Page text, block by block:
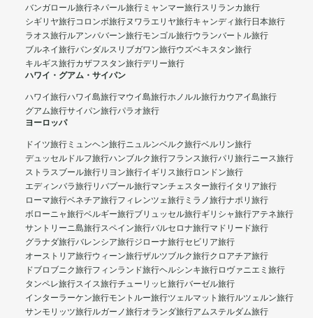
バンガロール旅行ネパール旅行 ミャンマー旅行スリランカ旅行
シギリヤ旅行コロンボ旅行ヌワラエリヤ旅行キャンディ旅行日本旅行
ラオス旅行ルアンパバーン旅行モンゴル旅行ウランバートル旅行
ブルネイ旅行バンダルスリブガワン旅行ウズベキスタン旅行
キルギス旅行カザフスタン旅行デリー旅行
ハワイ・グアム・サイパン
ハワイ旅行ハワイ島旅行マウイ島旅行ホノルル旅行カウアイ島旅行
グアム旅行サイパン旅行パラオ旅行
ヨーロッパ
ドイツ旅行 ミュンヘン旅行ニュルンベルク旅行ベルリン旅行
デュッセルドルフ旅行ハンブルク旅行フランス旅行パリ旅行ニース旅行
ストラスブール旅行リヨン旅行イギリス旅行ロンドン旅行
エディンバラ旅行リバプール旅行マンチェスター旅行イタリア旅行
ローマ旅行ベネチア旅行フィレンツェ旅行 ミラノ旅行ナポリ旅行
ボローニャ旅行ベルギー旅行ブリュッセル旅行ギリシャ旅行アテネ旅行
サントリーニ島旅行スペイン旅行バルセロナ旅行マドリード旅行
グラナダ旅行バレンシア旅行ジローナ旅行セビリア旅行
オーストリア旅行ウィーン旅行ザルツブルク旅行クロアチア旅行
ドブロブニク旅行フィンランド旅行ヘルシンキ旅行ロヴァニエミ旅行
タンペレ旅行スイス旅行チューリッヒ旅行バーゼル旅行
インターラーケン旅行モントルー旅行ツェルマット旅行ルツェルン旅行
サンモリッツ旅行ルガーノ旅行オランダ旅行アムステルダム旅行